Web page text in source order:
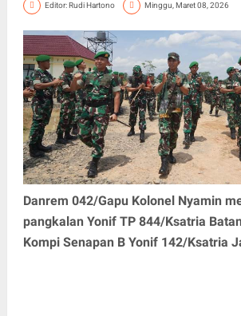
Editor: Rudi Hartono Minggu, Maret 08, 2026
Danrem 042/Gapu Kolonel Nyamin
pangkalan Yonif TP 844/Ksatria
Kompi Senapan B Yonif 142/Ksatria